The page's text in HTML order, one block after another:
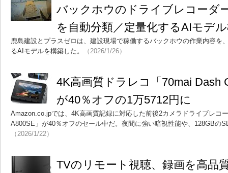
バックホウのドライブレコーダ
を自動分類／定量化するAIモデ
鹿島建設とプラスゼロは、建設現場で稼働するバックホウの作業内容を
るAIモデルを構築した。
（2026/1/26）
4K高画質ドラレコ「70mai Dash
が40％オフの1万5712円に
Amazon.co.jpでは、4K高画質記録に対応した前後2カメラドライブレコ
A800SE」が40％オフのセール中だ。夜間に強い暗視性能や、128GBの
（2026/1/22）
TVのリモート視聴、録画を高品